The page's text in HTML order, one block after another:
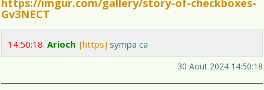
https://imgur.com/gallery/story-of-checkboxes-
Gv3NECT
14:50:18 Arioch [https] sympa ca
30 Aout 2024 14:50:18